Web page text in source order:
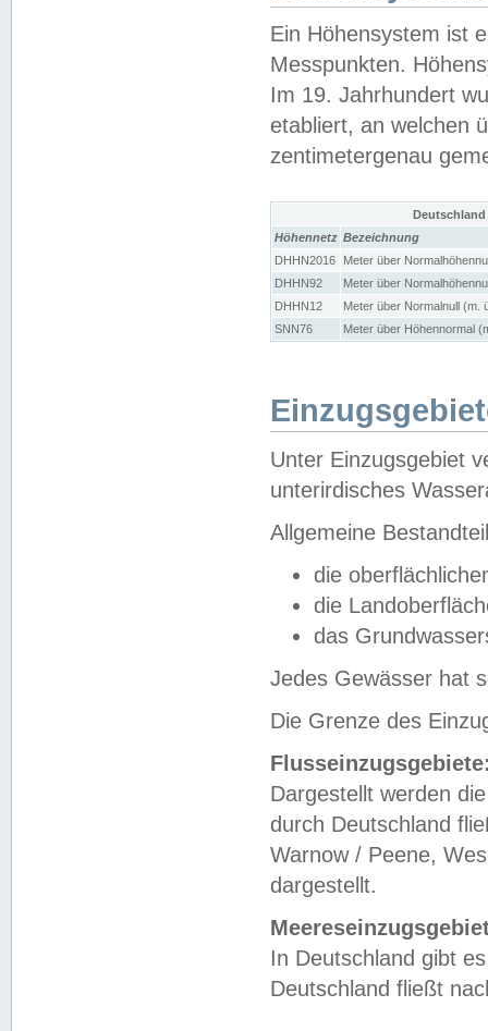
Ein Höhensystem ist
Messpunkten.
Im 19. Jahrhundert
etabliert, an welchen
zentimetergenau
Höhennetz Bezeichnung
DHHN2016
Meter über
DHHN92
Meter über
DHHN12
Meter über Normalnull (m.
SNN76
Meter über Höhennormal
Unter Einzugsgebiet
unterirdisches
Allgemeine
die
die
das
Jedes Gewässer hat
Die Grenze des
Dargestellt werden
durch Deutschland
Warnow / Peene,
dargestellt.
In Deutschland gibt
Deutschland fließt